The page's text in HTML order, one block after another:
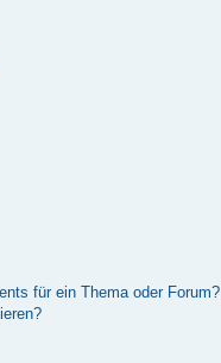
für ein Thema oder Forum?